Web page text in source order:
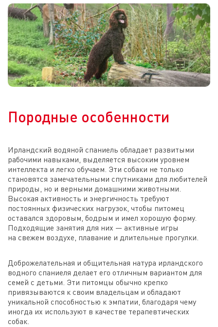
Породные особенности
Ирландский водяной спаниель обладает развитыми
рабочими навыками, выделяется высоким уровнем
интеллекта и легко обучаем. Эти собаки не только
становятся замечательными спутниками для любителей
природы, но и верными домашними животными.
Высокая активность и энергичность требуют
постоянных физических нагрузок, чтобы питомец
оставался здоровым, бодрым и имел хорошую форму.
Подходящие занятия для них — активные игры
на свежем воздухе, плавание и длительные прогулки.
Доброжелательная и общительная натура ирландского
водного спаниеля делает его отличным вариантом для
семей с детьми. Эти питомцы обычно крепко
привязываются к своим владельцам и обладают
уникальной способностью к эмпатии, благодаря чему
иногда их используют в качестве терапевтических
собак.